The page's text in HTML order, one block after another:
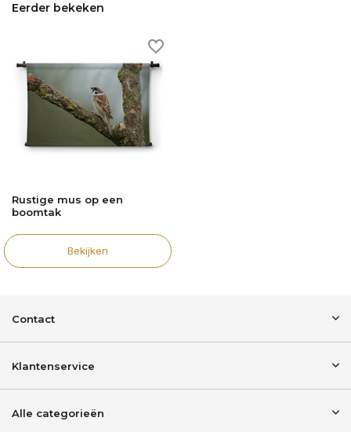
Eerder bekeken
Rustige mus op een
boomtak
Bekijken
Contact
Klantenservice
Alle categorieën